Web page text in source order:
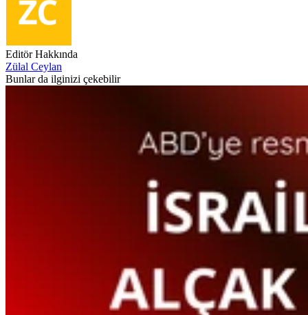
Editör Hakkında
Zülal Ceylan
Bunlar da ilginizi çekebilir